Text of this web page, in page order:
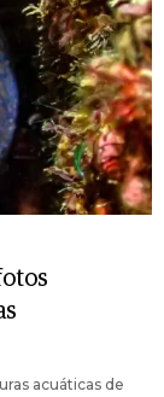
acuáticas de